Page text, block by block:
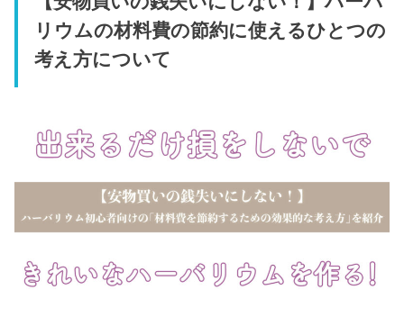
リウムの材料費の節約に使えるひとつの
考え方について